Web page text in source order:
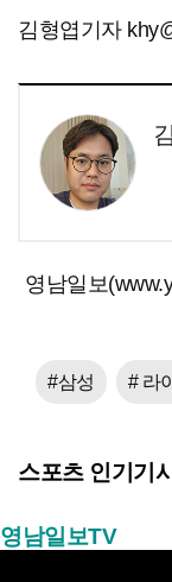
김형엽기자
영남일보
#삼성 # 라
스포츠 인기기
영남일보TV